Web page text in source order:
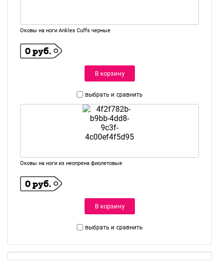
Оковы на ноги Ankles Cuffs черные
0 руб.
В корзину
выбрать и сравнить
Оковы на ноги из неопрена фиолетовые
0 руб.
В корзину
выбрать и сравнить